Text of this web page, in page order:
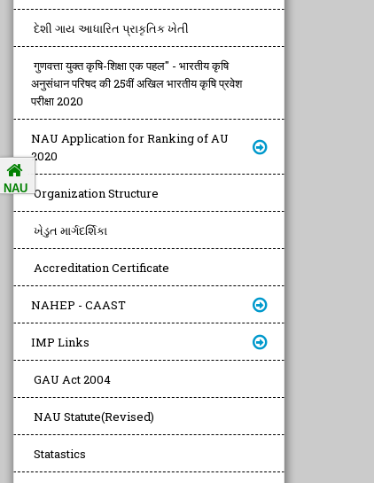
દેશી ગાય આધારિત પ્રાકૃતિક ખેતી
गुणवत्ता युक्त कृषि-शिक्षा एक पहल" - भारतीय कृषि
अनुसंधान परिषद की 25वीं अखिल भारतीय कृषि प्रवेश
परीक्षा 2020
NAU Application for Ranking of AU
2020
Organization Structure
ખેડુત માર્ગદર્શિકા
Accreditation Certificate
NAHEP - CAAST
IMP Links
GAU Act 2004
NAU Statute(Revised)
Statastics
NAU